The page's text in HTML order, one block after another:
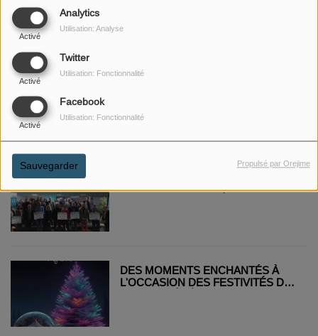
Analytics
Activé
Utilisation: Analyse
Twitter
Activé
Utilisation: Fonctionnalité
Facebook
Activé
Utilisation: Fonctionnalité
Sauvegarder Propulsé par Orejime
BOVIN
MEUSE FM VOUS SOUHAITE DE
COUP DE CŒUR POUR L'AAPPMA
DES MOMENTS ENCHANTÉS À
L'OCCASION DES FESTIVITÉS DE